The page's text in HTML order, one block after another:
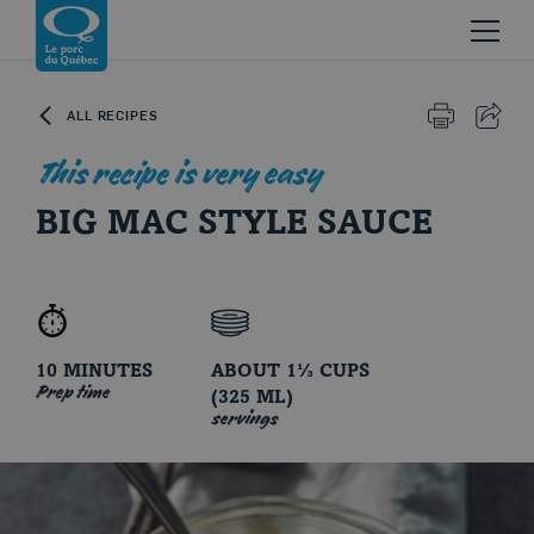
Skip to content
Return to homepage
ALL RECIPES PRINT
This recipe is very easy
BIG MAC STYLE SAUCE
10 MINUTES
Prep time
ABOUT 1⅓ CUPS
(325 ML)
servings